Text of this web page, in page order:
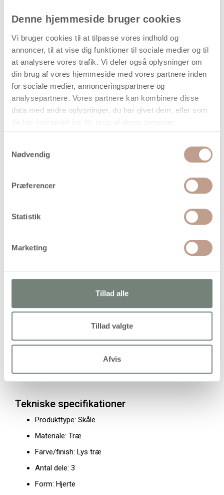
Denne hjemmeside bruger cookies
Vi bruger cookies til at tilpasse vores indhold og
annoncer, til at vise dig funktioner til sociale medier og til
at analysere vores trafik. Vi deler også oplysninger om
din brug af vores hjemmeside med vores partnere inden
for sociale medier, annonceringspartnere og
analysepartnere. Vores partnere kan kombinere disse
data med andre oplysninger, du har givet dem, eller som
Nødvendig
Præferencer
Statistik
Marketing
Tillad alle
Tillad valgte
Afvis
professionelle miljøer såsom caféer, restauranter eller
buffeter, hvor de kan anvendes til portionsservering eller
præsentation af mindre elementer.
Dimensioner og indhold
Højde:13 / 19 / 25 cm
Dybde:5 – 5,2 cm
3 stk. pr. pakke
Form:Hjerte
Glat, bearbejdet overflade
Egnet til servering og dekoration
Anvendelse
Skålene kan anvendes til:
Servering af snacks og mindre portionsanretninger
Opbevaring af smykker eller småting
Borddekoration
Præsentation af tørvarer
Tekniske specifikationer
Produkttype: Skåle
Materiale: Træ
Farve/finish: Lys træ
Antal dele: 3
Form: Hjerte